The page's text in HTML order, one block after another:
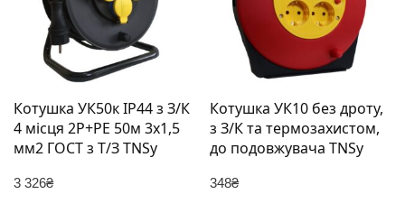
Котушка УК50к IP44 з З/К
4 місця 2Р+PЕ 50м 3х1,5
мм2 ГОСТ з Т/З TNSy
3 326₴
Котушка УК10 без дроту,
з З/К та термозахистом,
до подовжувача TNSy
348₴